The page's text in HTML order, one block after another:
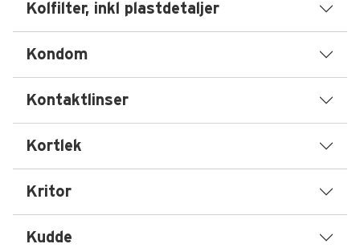
Kolfilter, inkl plastdetaljer
Kondom
Kontaktlinser
Kortlek
Kritor
Kudde